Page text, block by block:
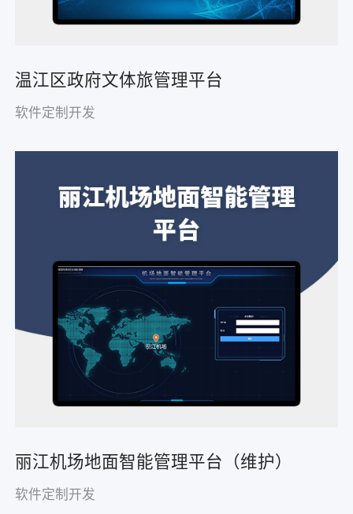
温江区政府文体旅管理平台
软件定制开发
丽江机场地面智能管理平台（维护）
软件定制开发